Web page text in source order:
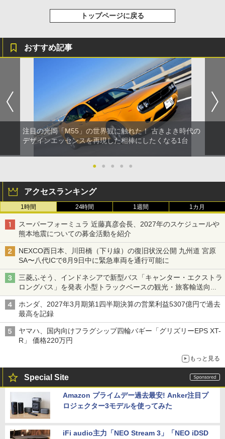
トップページに戻る
おすすめ記事
注目の光岡「M55」の世界観に触れた！ 古きよき時代の
デザインエッセンスを再現した相棒にしたくなる1台
● ● ● ● ●
アクセスランキング
1時間 24時間 1週間 1カ月
スーパーフォーミュラ 近藤真彦会長、2027年のスケジュールや
熊本地震についての募金活動を紹介
NEXCO西日本、川田橋（下り線）の復旧状況公開 九州道 宮原
SA〜八代ICで8月9日中に緊急車両を通行可能に
三菱ふそう、インドネシアで新型バス「キャンター・エクストラ
ロングバス」を発表 小型トラックベースの観光・旅客輸送向け
バス
ホンダ、2027年3月期第1四半期決算の営業利益5307億円で過去
最高を記録
ヤマハ、国内向けフラグシップ四輪バギー「グリズリーEPS XT-
R」 価格220万円
もっと見る
Special Site
Amazon プライムデー過去最安! Anker注目プ
ロジェクター3モデルを使ってみた
iFi audio主力「NEO Stream 3」「NEO iDSD